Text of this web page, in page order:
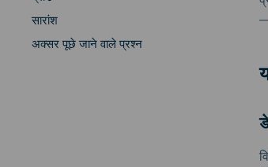
सारांश
अक्सर पूछे जाने वाले प्रश्न